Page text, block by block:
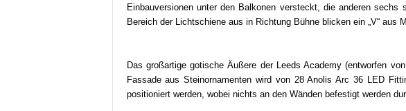
Einbauversionen unter den Balkonen versteckt, die anderen
Bereich der Lichtschiene aus in Richtung Bühne blicken ein „V“
Das großartige gotische Äußere der Leeds Academy (entworfen
Fassade aus Steinornamenten wird von 28 Anolis Arc 36 LED
positioniert werden, wobei nichts an den Wänden befestigt werden